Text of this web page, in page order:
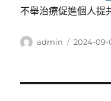
不舉治療促進個人提
作
admin
發
2024-09-